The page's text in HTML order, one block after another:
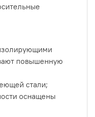
повышенную
стали;
оснащены